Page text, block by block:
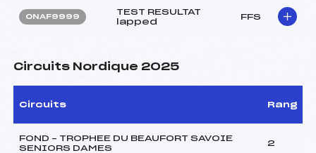
ONAF9999
TEST RESULTAT
lapped
FFS
Circuits Nordique 2025
Circuits Rang
FOND – TROPHEE DU BEAUFORT SAVOIE
SENIORS DAMES
2